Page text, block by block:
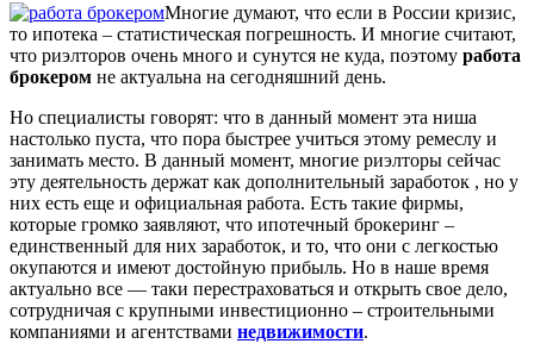
Многие думают, что если в России кризис,
то ипотека – статистическая погрешность. И многие считают,
что риэлторов очень много и сунутся не куда, поэтому работа
брокером не актуальна на сегодняшний день.
Но специалисты говорят: что в данный момент эта ниша
настолько пуста, что пора быстрее учиться этому ремеслу и
занимать место. В данный момент, многие риэлторы сейчас
эту деятельность держат как дополнительный заработок , но у
них есть еще и официальная работа. Есть такие фирмы,
которые громко заявляют, что ипотечный брокеринг –
единственный для них заработок, и то, что они с легкостью
окупаются и имеют достойную прибыль. Но в наше время
актуально все — таки перестраховаться и открыть свое дело,
сотрудничая с крупными инвестиционно – строительными
компаниями и агентствами недвижимости.